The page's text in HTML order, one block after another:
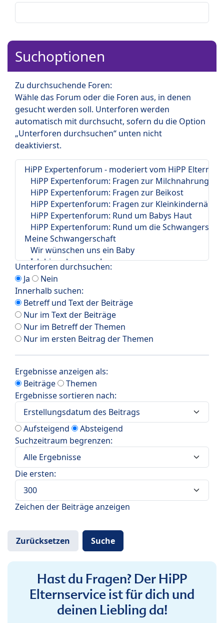
Suchoptionen
Zu durchsuchende Foren:
Wähle das Forum oder die Foren aus, in denen
gesucht werden soll. Unterforen werden
automatisch mit durchsucht, sofern du die Option
„Unterforen durchsuchen“ unten nicht
deaktivierst.
Unterforen durchsuchen:
Ja
Nein
Innerhalb suchen:
Betreff und Text der Beiträge
Nur im Text der Beiträge
Nur im Betreff der Themen
Nur im ersten Beitrag der Themen
Ergebnisse anzeigen als:
Beiträge
Themen
Ergebnisse sortieren nach:
Aufsteigend
Absteigend
Suchzeitraum begrenzen:
Die ersten:
Zeichen der Beiträge anzeigen
Hast du Fragen? Der HiPP
Elternservice ist für dich und
deinen Liebling da!